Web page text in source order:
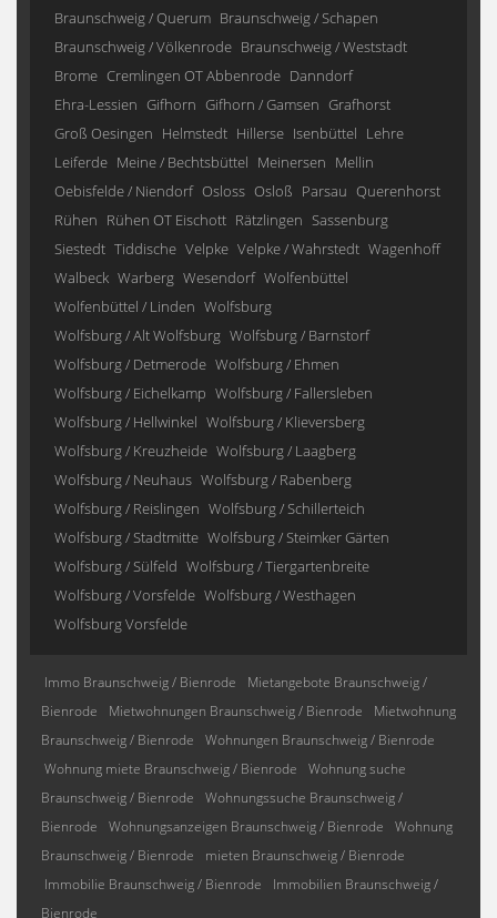
Braunschweig / Querum Braunschweig / Schapen
Braunschweig / Völkenrode Braunschweig / Weststadt
Brome Cremlingen OT Abbenrode Danndorf
Ehra-Lessien Gifhorn Gifhorn / Gamsen Grafhorst
Groß Oesingen Helmstedt Hillerse Isenbüttel Lehre
Leiferde Meine / Bechtsbüttel Meinersen Mellin
Oebisfelde / Niendorf Osloss Osloß Parsau Querenhorst
Rühen Rühen OT Eischott Rätzlingen Sassenburg
Siestedt Tiddische Velpke Velpke / Wahrstedt Wagenhoff
Walbeck Warberg Wesendorf Wolfenbüttel
Wolfenbüttel / Linden Wolfsburg
Wolfsburg / Alt Wolfsburg Wolfsburg / Barnstorf
Wolfsburg / Detmerode Wolfsburg / Ehmen
Wolfsburg / Eichelkamp Wolfsburg / Fallersleben
Wolfsburg / Hellwinkel Wolfsburg / Klieversberg
Wolfsburg / Kreuzheide Wolfsburg / Laagberg
Wolfsburg / Neuhaus Wolfsburg / Rabenberg
Wolfsburg / Reislingen Wolfsburg / Schillerteich
Wolfsburg / Stadtmitte Wolfsburg / Steimker Gärten
Wolfsburg / Sülfeld Wolfsburg / Tiergartenbreite
Wolfsburg / Vorsfelde Wolfsburg / Westhagen
Wolfsburg Vorsfelde
Immo Braunschweig / Bienrode
Mietangebote Braunschweig /
Bienrode
Mietwohnungen Braunschweig / Bienrode
Mietwohnung
Braunschweig / Bienrode
Wohnungen Braunschweig / Bienrode
Wohnung miete Braunschweig / Bienrode
Wohnung suche
Braunschweig / Bienrode
Wohnungssuche Braunschweig /
Bienrode
Wohnungsanzeigen Braunschweig / Bienrode
Wohnung
Braunschweig / Bienrode
mieten Braunschweig / Bienrode
Immobilie Braunschweig / Bienrode
Immobilien Braunschweig /
Bienrode